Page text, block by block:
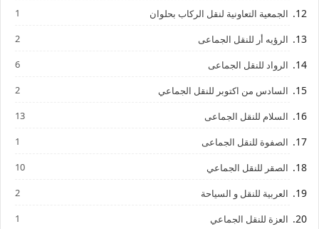
الجمعية التعاونية لنقل الركاب بحلوان 1
الرؤيه أر للنقل الجماعى 2
الرواد للنقل الجماعى 6
السادس من اكتوبر للنقل الجماعي 2
السلام للنقل الجماعى 13
الصفوة للنقل الجماعى 1
الصقر للنقل الجماعي 10
العربية للنقل و السياحة 2
العزة للنقل الجماعي 1